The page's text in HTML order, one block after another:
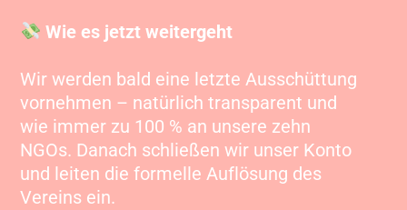
Wie es jetzt weitergeht
Wir werden bald eine letzte Ausschüttung
vornehmen – natürlich transparent und
wie immer zu 100 % an unsere zehn
NGOs. Danach schließen wir unser Konto
und leiten die formelle Auflösung des
Vereins ein.